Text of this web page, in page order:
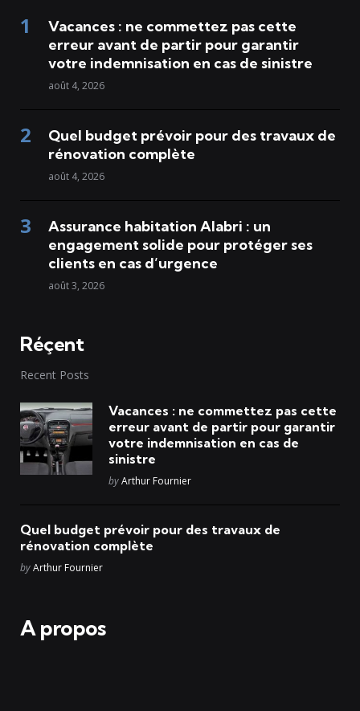
Vacances : ne commettez pas cette
erreur avant de partir pour garantir
votre indemnisation en cas de sinistre
août 4, 2026
Quel budget prévoir pour des travaux de
rénovation complète
août 4, 2026
Assurance habitation Alabri : un
engagement solide pour protéger ses
clients en cas d’urgence
août 3, 2026
Réçent
Recent Posts
Vacances : ne commettez pas cette
erreur avant de partir pour garantir
votre indemnisation en cas de
sinistre
Posted
byArthur Fournier
Quel budget prévoir pour des travaux de
rénovation complète
Posted
byArthur Fournier
A propos